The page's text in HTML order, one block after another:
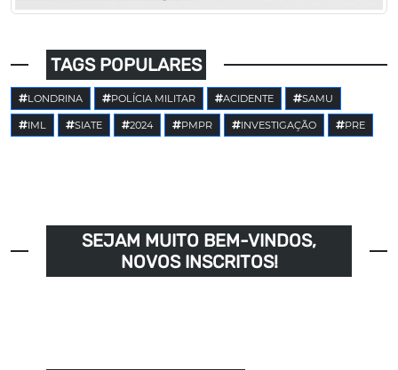
TAGS POPULARES
LONDRINA POLÍCIA MILITAR ACIDENTE SAMU
IML SIATE 2024 PMPR INVESTIGAÇÃO PRE
SEJAM MUITO BEM-VINDOS,
NOVOS INSCRITOS!